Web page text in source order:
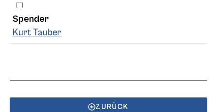
Spender
Kurt Tauber
ZURÜCK